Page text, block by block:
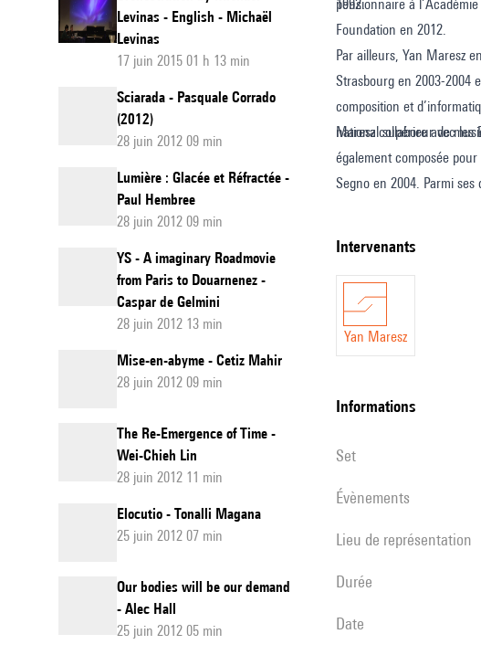
Levinas - English - Michaël
Levinas
17 juin 2015 01 h 13 min
Sciarada - Pasquale Corrado
(2012)
28 juin 2012 09 min
Lumière : Glacée et Réfractée -
Paul Hembree
28 juin 2012 09 min
YS - A imaginary Roadmovie
from Paris to Douarnenez -
Caspar de Gelmini
28 juin 2012 13 min
Mise-en-abyme - Cetiz Mahir
28 juin 2012 09 min
The Re-Emergence of Time -
Wei-Chieh Lin
28 juin 2012 11 min
Elocutio - Tonalli Magana
25 juin 2012 07 min
Our bodies will be our demand
- Alec Hall
25 juin 2012 05 min
outils
:
Orchids,
Maresz
1992.
pensionnaire à
Foundation en 2012.
Par ailleurs, Yan Maresz
Strasbourg en 2003-2004
composition et
national supérieur de
Maresz collabore avec
également composée
Segno en 2004. Parmi
intervenants
Yan Maresz
informations
set
évènements
Lieu de représentation
durée
date